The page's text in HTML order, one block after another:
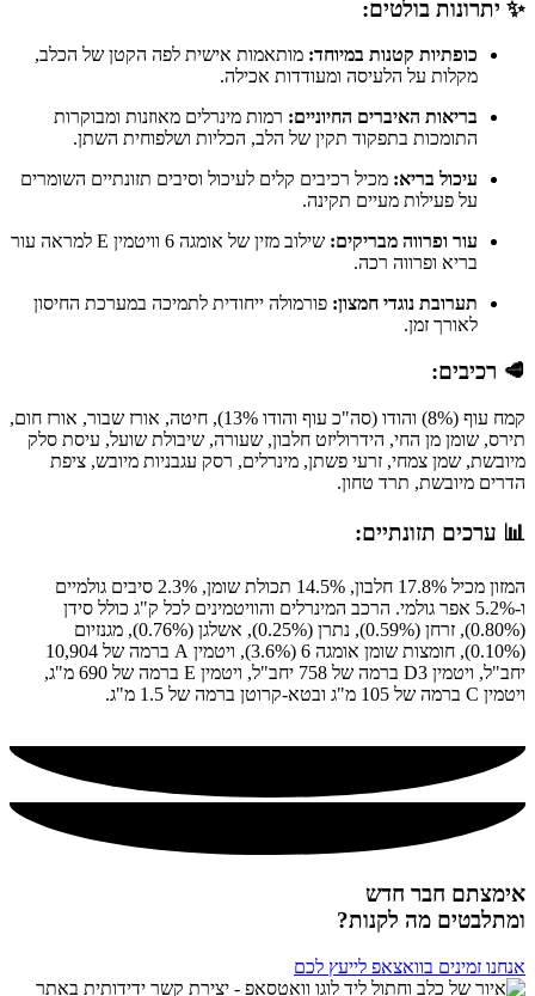
✨ יתרונות בולטים:
כופתיות קטנות במיוחד: מותאמות אישית לפה הקטן של הכלב,
מקלות על הלעיסה ומעודדות אכילה.
בריאות האיברים החיוניים: רמות מינרלים מאוזנות ומבוקרות
התומכות בתפקוד תקין של הלב, הכליות ושלפוחית השתן.
עיכול בריא: מכיל רכיבים קלים לעיכול וסיבים תזונתיים השומרים
על פעילות מעיים תקינה.
עור ופרווה מבריקים:
שילוב מזין של אומגה 6 וויטמין E למראה עור
בריא ופרווה רכה.
תערובת נוגדי חמצון: פורמולה ייחודית לתמיכה במערכת החיסון
לאורך זמן.
🥩 רכיבים:
קמח עוף (8%) והודו (סה"כ עוף והודו 13%), חיטה, אורז שבור, אורז חום,
תירס, שומן מן החי, הידרוליזט חלבון, שעורה, שיבולת שועל, עיסת סלק
מיובשת, שמן צמחי, זרעי פשתן, מינרלים, רסק עגבניות מיובש, ציפת
הדרים מיובשת, תרד טחון.
📊 ערכים תזונתיים:
המזון מכיל 17.8% חלבון, 14.5% תכולת שומן, 2.3% סיבים גולמיים
ו-5.2% אפר גולמי. הרכב המינרלים והוויטמינים לכל ק"ג כולל סידן
(0.80%), זרחן (0.59%), נתרן (0.25%), אשלגן (0.76%), מגנזיום
(0.10%), חומצות שומן אומגה 6 (3.6%), ויטמין A ברמה של 10,904
יחב"ל, ויטמין D3 ברמה של 758 יחב"ל, ויטמין E ברמה של 690 מ"ג,
ויטמין C ברמה של 105 מ"ג ובטא-קרוטן ברמה של 1.5 מ"ג.
אימצתם חבר חדש
ומתלבטים מה לקנות?
אנחנו זמינים בוואצאפ לייעץ לכם